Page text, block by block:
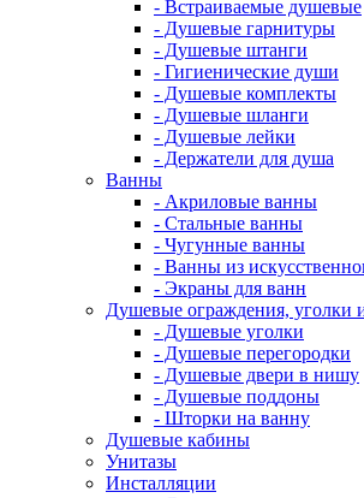
- Встраиваемые душевые
- Душевые гарнитуры
- Душевые штанги
- Гигиенические души
- Душевые комплекты
- Душевые шланги
- Душевые лейки
- Держатели для душа
Ванны
- Акриловые ванны
- Стальные ванны
- Чугунные ванны
- Ванны из
- Экраны для ванн
Душевые ограждения, уголки
- Душевые уголки
- Душевые перегородки
- Душевые двери в нишу
- Душевые поддоны
- Шторки на ванну
Душевые кабины
Унитазы
Инсталляции